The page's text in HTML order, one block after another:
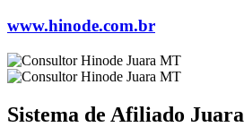
www.hinode.com.br
Sistema de Afiliado